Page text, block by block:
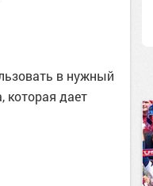
в нужный
которая дает